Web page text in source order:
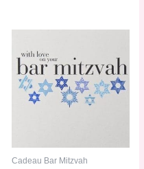
Cadeau Bar Mitzvah